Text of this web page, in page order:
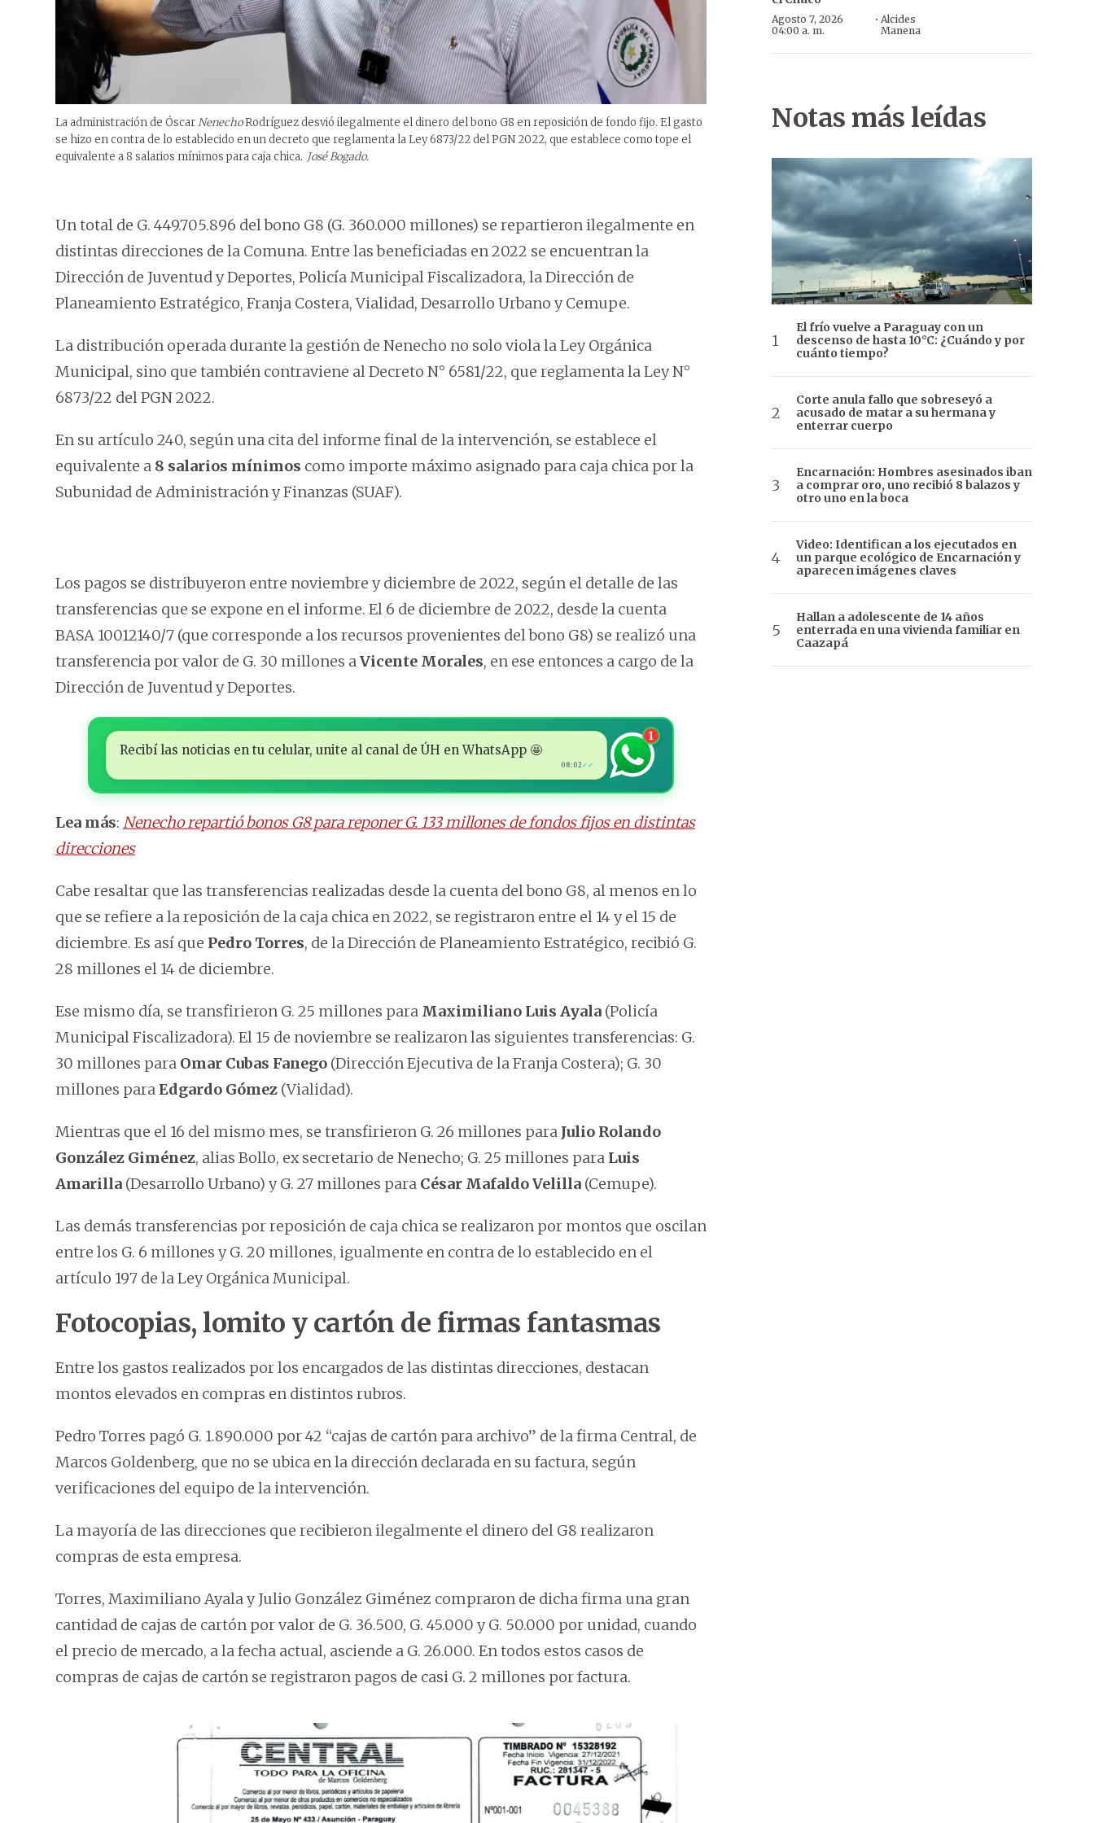
La administración de ÓscarNenechoRodríguez desvió ilegalmente el dinero del bono G8 en reposición de fondo fijo. El gasto
se hizo en contra de lo establecido en un decreto que reglamenta la Ley 6873/22 del PGN 2022, que establece como tope el
equivalente a 8 salarios mínimos para caja chica. José Bogado.
Un total de G. 449.705.896 del bono G8 (G. 360.000 millones) se repartieron ilegalmente en
distintas direcciones de la Comuna. Entre las beneficiadas en 2022 se encuentran la
Dirección de Juventud y Deportes, Policía Municipal Fiscalizadora, la Dirección de
Planeamiento Estratégico, Franja Costera, Vialidad, Desarrollo Urbano y Cemupe.
La distribución operada durante la gestión de Nenecho no solo viola la Ley Orgánica
Municipal, sino que también contraviene al Decreto N° 6581/22, que reglamenta la Ley N°
6873/22 del PGN 2022.
En su artículo 240, según una cita del informe final de la intervención, se establece el
equivalente a 8 salarios mínimos como importe máximo asignado para caja chica por la
Subunidad de Administración y Finanzas (SUAF).
Los pagos se distribuyeron entre noviembre y diciembre de 2022, según el detalle de las
transferencias que se expone en el informe. El 6 de diciembre de 2022, desde la cuenta
BASA 10012140/7 (que corresponde a los recursos provenientes del bono G8) se realizó una
transferencia por valor de G. 30 millones aVicente Morales, en ese entonces a cargo de la
Dirección de Juventud y Deportes.
Recibí las noticias en tu celular, unite al canal de ÚH en WhatsApp 🤩
08:02✓✓
1
Lea más: Nenecho repartió bonos G8 para reponer G. 133 millones de fondos fijos en distintas
direcciones
Cabe resaltar que las transferencias realizadas desde la cuenta del bono G8, al menos en lo
que se refiere a la reposición de la caja chica en 2022, se registraron entre el 14 y el 15 de
diciembre. Es así que Pedro Torres, de la Dirección de Planeamiento Estratégico, recibió G.
28 millones el 14 de diciembre.
Ese mismo día, se transfirieron G. 25 millones para Maximiliano Luis Ayala (Policía
Municipal Fiscalizadora). El 15 de noviembre se realizaron las siguientes transferencias: G.
30 millones para Omar Cubas Fanego (Dirección Ejecutiva de la Franja Costera); G. 30
millones paraEdgardo Gómez (Vialidad).
Mientras que el 16 del mismo mes, se transfirieron G. 26 millones para Julio Rolando
González Giménez, alias Bollo, ex secretario de Nenecho; G. 25 millones para Luis
Amarilla (Desarrollo Urbano) y G. 27 millones para César Mafaldo Velilla (Cemupe).
Las demás transferencias por reposición de caja chica se realizaron por montos que oscilan
entre los G. 6 millones y G. 20 millones, igualmente en contra de lo establecido en el
artículo 197 de la Ley Orgánica Municipal.
Fotocopias, lomito y cartón de firmas fantasmas
Entre los gastos realizados por los encargados de las distintas direcciones, destacan
montos elevados en compras en distintos rubros.
Pedro Torres pagó G. 1.890.000 por 42 “cajas de cartón para archivo” de la firma Central, de
Marcos Goldenberg, que no se ubica en la dirección declarada en su factura, según
verificaciones del equipo de la intervención.
La mayoría de las direcciones que recibieron ilegalmente el dinero del G8 realizaron
compras de esta empresa.
Torres, Maximiliano Ayala y Julio González Giménez compraron de dicha firma una gran
cantidad de cajas de cartón por valor de G. 36.500, G. 45.000 y G. 50.000 por unidad, cuando
el precio de mercado, a la fecha actual, asciende a G. 26.000. En todos estos casos de
compras de cajas de cartón se registraron pagos de casi G. 2 millones por factura.
Agosto 7, 2026
04:00 a. m.
·Alcides
Manena
Notas más leídas
El frío vuelve a Paraguay con un
descenso de hasta 10°C: ¿Cuándo y por
cuánto tiempo?
Corte anula fallo que sobreseyó a
acusado de matar a su hermana y
enterrar cuerpo
Encarnación: Hombres asesinados iban
a comprar oro, uno recibió 8 balazos y
otro uno en la boca
Video: Identifican a los ejecutados en
un parque ecológico de Encarnación y
aparecen imágenes claves
Hallan a adolescente de 14 años
enterrada en una vivienda familiar en
Caazapá